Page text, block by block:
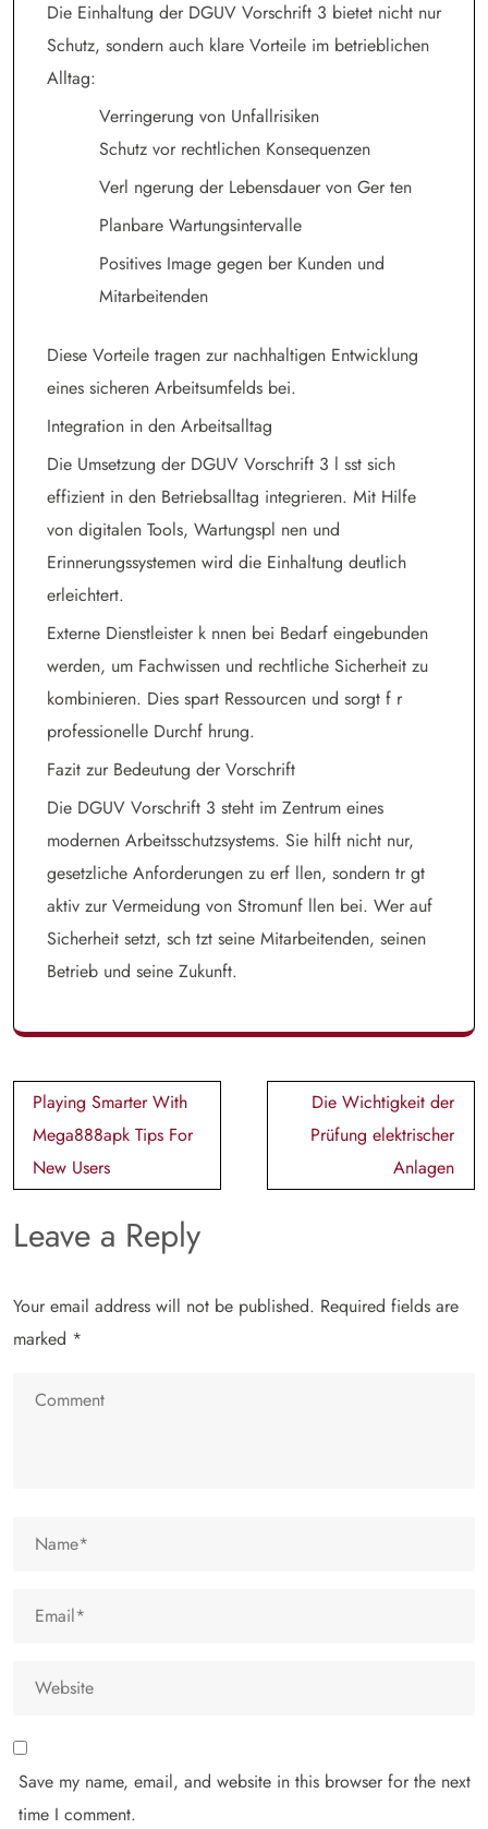
Die Einhaltung der DGUV Vorschrift 3 bietet nicht nur
Schutz, sondern auch klare Vorteile im betrieblichen
Alltag:
Verringerung von Unfallrisiken
Schutz vor rechtlichen Konsequenzen
Verl ngerung der Lebensdauer von Ger ten
Planbare Wartungsintervalle
Positives Image gegen ber Kunden und
Mitarbeitenden
Diese Vorteile tragen zur nachhaltigen Entwicklung
eines sicheren Arbeitsumfelds bei.
Integration in den Arbeitsalltag
Die Umsetzung der DGUV Vorschrift 3 l sst sich
effizient in den Betriebsalltag integrieren. Mit Hilfe
von digitalen Tools, Wartungspl nen und
Erinnerungssystemen wird die Einhaltung deutlich
erleichtert.
Externe Dienstleister k nnen bei Bedarf eingebunden
werden, um Fachwissen und rechtliche Sicherheit zu
kombinieren. Dies spart Ressourcen und sorgt f r
professionelle Durchf hrung.
Fazit zur Bedeutung der Vorschrift
Die DGUV Vorschrift 3 steht im Zentrum eines
modernen Arbeitsschutzsystems. Sie hilft nicht nur,
gesetzliche Anforderungen zu erf llen, sondern tr gt
aktiv zur Vermeidung von Stromunf llen bei. Wer auf
Sicherheit setzt, sch tzt seine Mitarbeitenden, seinen
Betrieb und seine Zukunft.
Post
navigation
Playing Smarter With
Mega888apk Tips For
New Users
Die Wichtigkeit der
Prüfung elektrischer
Anlagen
Leave a Reply
Your email address will not be published. Required fields are
marked *
Save my name, email, and website in this browser for the next
time I comment.